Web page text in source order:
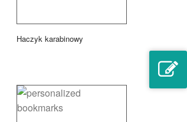
Haczyk karabinowy